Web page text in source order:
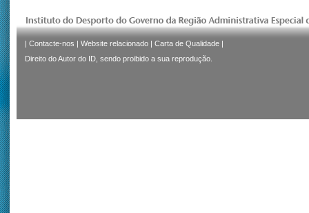
| Contacte-nos | Website relacionado | Carta de Qualidade |
Direito do Autor do ID, sendo proibido a sua reprodução.